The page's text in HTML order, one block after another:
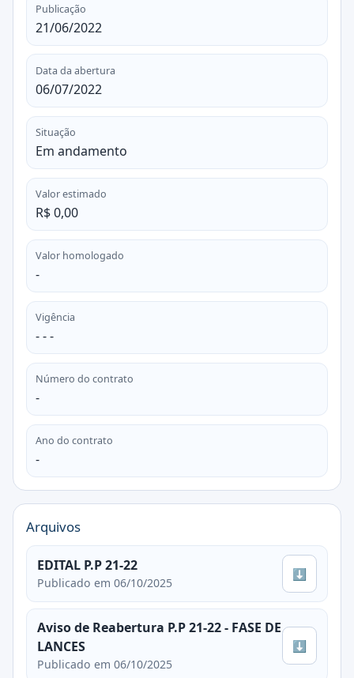
Publicação
21/06/2022
Data da abertura
06/07/2022
Situação
Em andamento
Valor estimado
R$ 0,00
Valor homologado
-
Vigência
- - -
Número do contrato
-
Ano do contrato
-
Arquivos
EDITAL P.P 21-22
Publicado em 06/10/2025
⬇
Aviso de Reabertura P.P 21-22 - FASE DE
LANCES
Publicado em 06/10/2025
⬇